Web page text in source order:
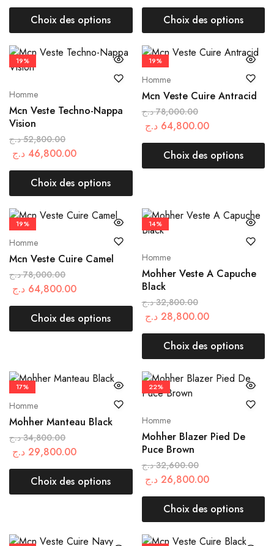
Choix des options Choix des options
19%
Homme
Mcn Veste Techno-Nappa
Vision
52,800.00 د.ج
46,800.00 د.ج
Choix des options
19%
Homme
Mcn Veste Cuire Antracid
78,000.00 د.ج
64,800.00 د.ج
Choix des options
19%
Homme
Mcn Veste Cuire Camel
78,000.00 د.ج
64,800.00 د.ج
Choix des options
14%
Homme
Mohher Veste A Capuche
Black
32,800.00 د.ج
28,800.00 د.ج
Choix des options
17%
Homme
Mohher Manteau Black
34,800.00 د.ج
29,800.00 د.ج
Choix des options
22%
Homme
Mohher Blazer Pied De
Puce Brown
32,600.00 د.ج
26,800.00 د.ج
Choix des options